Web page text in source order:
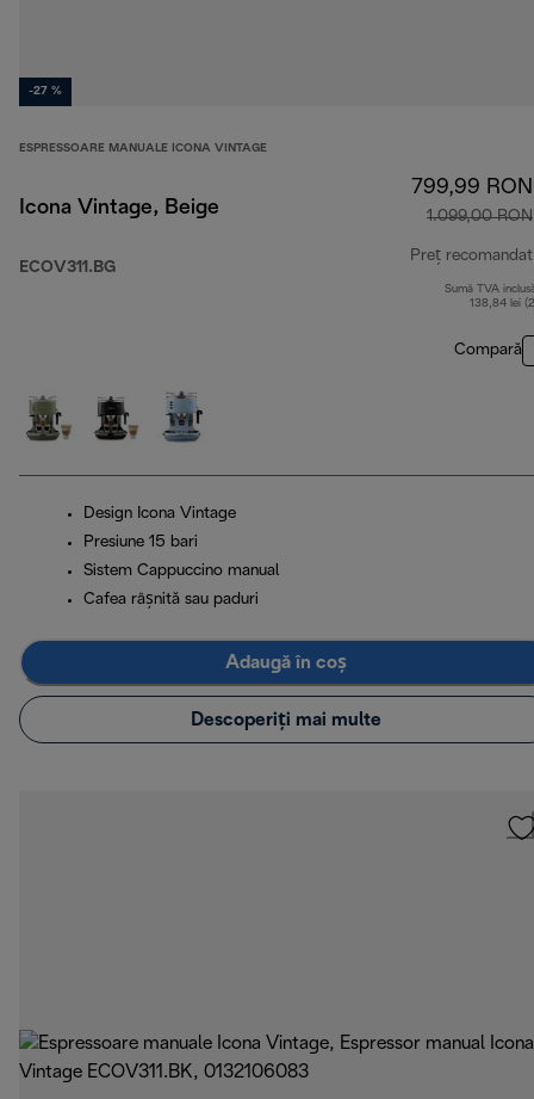
-27 %
ESPRESSOARE MANUALE ICONA VINTAGE
Icona Vintage, Beige
ECOV311.BG
799,99 RON
1.099,00 RON
Preț recomandat
Sumă TVA
138,84 lei
Compară
Design Icona Vintage
Presiune 15 bari
Sistem Cappuccino manual
Cafea râșnită sau paduri
Adaugă în coș
Descoperiți mai multe